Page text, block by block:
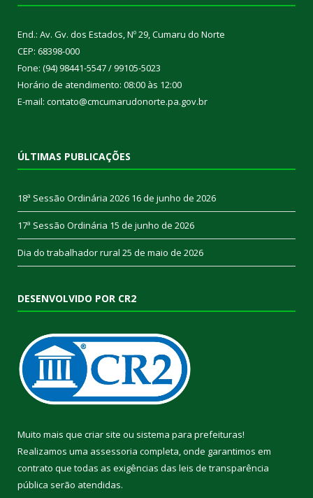
End.: Av. Gv. dos Estados, Nº 29, Cumaru do Norte
CEP: 68398-000
Fone: (94) 98441-5547 / 99105-5023
Horário de atendimento: 08:00 às 12:00
E-mail: contato@cmcumarudonorte.pa.gov.br
ÚLTIMAS PUBLICAÇÕES
18ª Sessão Ordinária 2026 16 de junho de 2026
17ª Sessão Ordinária 15 de junho de 2026
Dia do trabalhador rural 25 de maio de 2026
DESENVOLVIDO POR CR2
Muito mais que criar site ou sistema para prefeituras!
Realizamos uma assessoria completa, onde garantimos em
contrato que todas as exigências das leis de transparência
pública serão atendidas.